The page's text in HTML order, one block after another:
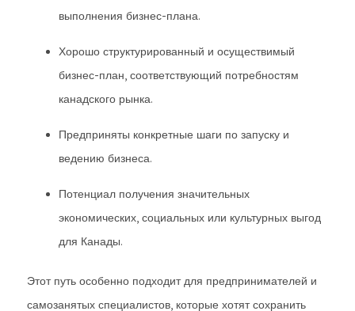
выполнения бизнес-плана.
Хорошо структурированный и осуществимый
бизнес-план, соответствующий потребностям
канадского рынка.
Предприняты конкретные шаги по запуску и
ведению бизнеса.
Потенциал получения значительных
экономических, социальных или культурных выгод
для Канады.
Этот путь особенно подходит для предпринимателей и
самозанятых специалистов, которые хотят сохранить